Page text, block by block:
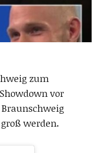
zum
vor
werden.